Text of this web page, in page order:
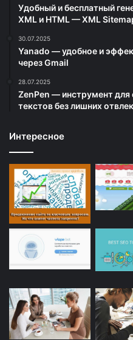
Удобный и бесплатный
XML и HTML — XML
30.07.2025
Yanado — удобное и
через Gmail
28.07.2025
ZenPen — инструмент для
текстов без лишних
Интересное